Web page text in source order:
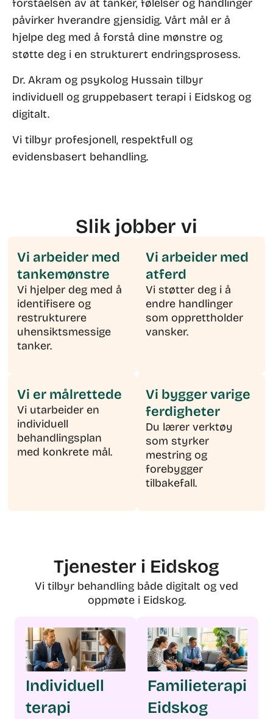
forståelsen av at tanker, følelser og handlinger
påvirker hverandre gjensidig. Vårt mål er å
hjelpe deg med å forstå dine mønstre og
støtte deg i en strukturert endringsprosess.
Dr. Akram og psykolog Hussain tilbyr
individuell og gruppebasert terapi i Eidskog og
digitalt.
Vi tilbyr profesjonell, respektfull og
evidensbasert behandling.
Slik jobber vi
Vi arbeider med
tankemønstre
Vi hjelper deg med å
identifisere og
restrukturere
uhensiktsmessige
tanker.
Vi arbeider med
atferd
Vi støtter deg i å
endre handlinger
som opprettholder
vansker.
Vi er målrettede
Vi utarbeider en
individuell
behandlingsplan
med konkrete mål.
Vi bygger varige
ferdigheter
Du lærer verktøy
som styrker
mestring og
forebygger
tilbakefall.
Tjenester i Eidskog
Vi tilbyr behandling både digitalt og ved
oppmøte i Eidskog.
Individuell
terapi
Familieterapi
Eidskog